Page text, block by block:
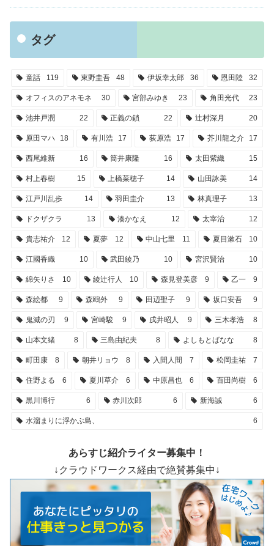
タグ
童話 119 東野圭吾 48 伊坂幸太郎 36 恩田陸 32
オフィスのアネモネ 30 宮部みゆき 23 角田光代 23
池井戸潤 22 正義の鎖 22 辻村深月 20
原田マハ 18 有川浩 17 荻原浩 17 芥川龍之介 17
西尾維新 16 筒井康隆 16 太田紫織 15
村上春樹 15 上橋菜穂子 14 山田詠美 14
江戸川乱歩 14 羽田圭介 13 林真理子 13
ドクザクラ 13 湊かなえ 12 太宰治 12
貴志祐介 12 夏夢 12 中山七里 11 夏目漱石 10
江國香織 10 武田綾乃 10 宮沢賢治 10
綿矢りさ 10 綾辻行人 10 森見登美彦 9 乙一 9
森絵都 9 森鴎外 9 田辺聖子 9 坂口安吾 9
鬼滅の刃 9 宮崎駿 9 戌井昭人 9 三木孝浩 8
山本文緒 8 三島由紀夫 8 よしもとばなな 8
町田康 8 朝井リョウ 8 入間人間 7 松岡圭祐 7
住野よる 6 夏川草介 6 中原昌也 6 百田尚樹 6
黒川博行 6 赤川次郎 6 新海誠 6
水溜まりに浮かぶ島、 6
あらすじ紹介ライター募集中！
↓クラウドワークス経由で絶賛募集中↓